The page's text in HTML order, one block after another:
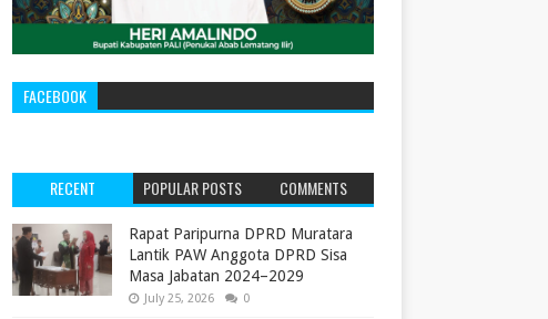
FACEBOOK
RECENT POPULAR POSTS COMMENTS
‎Rapat Paripurna DPRD Muratara
Lantik PAW Anggota DPRD Sisa
Masa Jabatan 2024–2029 ‎
July 25, 2026 0